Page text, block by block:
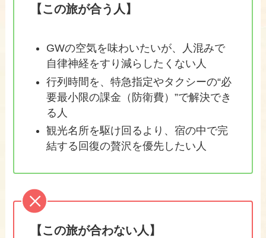
【この旅が合う人】
GWの空気を味わいたいが、人混みで
自律神経をすり減らしたくない人
行列時間を、特急指定やタクシーの“必
要最小限の課金（防衛費）”で解決でき
る人
観光名所を駆け回るより、宿の中で完
結する回復の贅沢を優先したい人
【この旅が合わない人】